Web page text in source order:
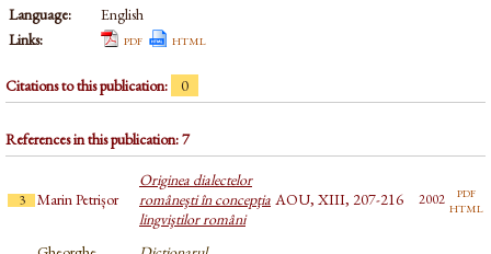
Language:
English
Links:
pdf html
Citations to this publication: 0
References in this publication: 7
3 Marin Petrișor
Originea dialectelor
româneşti în concepţia
lingviştilor români
AOU, XIII, 207-216 2002 pdf
html